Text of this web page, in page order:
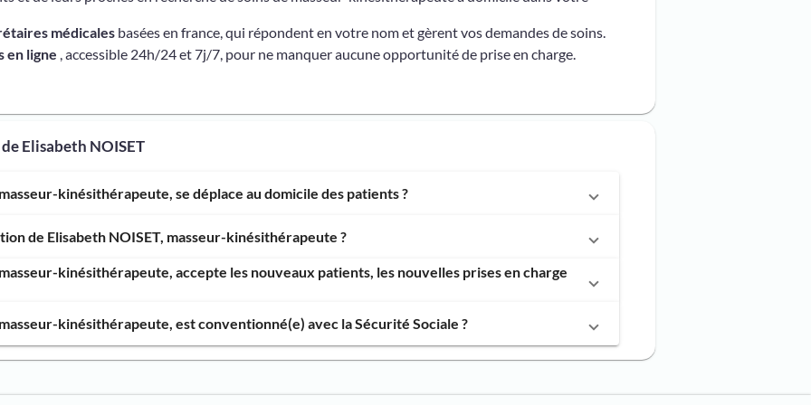
médicales basées en france, qui répondent en votre nom et gèrent vos demandes de soins.
en ligne , accessible 24h/24 et 7j/7, pour ne manquer aucune opportunité de prise en charge.
Elisabeth NOISET
kinésithérapeute, se déplace au domicile des patients ?
de Elisabeth NOISET, masseur-kinésithérapeute ?
kinésithérapeute, accepte les nouveaux patients, les nouvelles prises en charge
kinésithérapeute, est conventionné(e) avec la Sécurité Sociale ?